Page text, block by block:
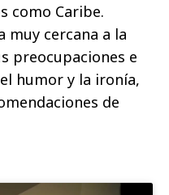
como Caribe.
muy cercana a la
preocupaciones e
humor y la ironía,
de